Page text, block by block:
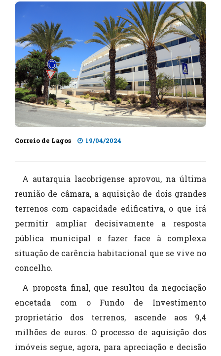
Correio de Lagos 19/04/2024
A autarquia lacobrigense aprovou, na última
reunião de câmara, a aquisição de dois grandes
terrenos com capacidade edificativa, o que irá
permitir ampliar decisivamente a resposta
pública municipal e fazer face à complexa
situação de carência habitacional que se vive no
concelho.
A proposta final, que resultou da negociação
encetada com o Fundo de Investimento
proprietário dos terrenos, ascende aos 9,4
milhões de euros. O processo de aquisição dos
imóveis segue, agora, para apreciação e decisão